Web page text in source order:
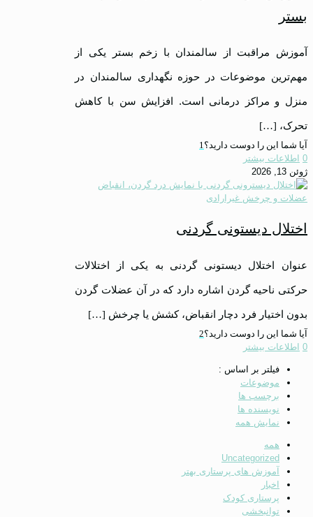
بستر
آموزش مراقبت از سالمندان با زخم بستر یکی از
مهم‌ترین موضوعات در حوزه نگهداری سالمندان در
منزل و مراکز درمانی است. افزایش سن با کاهش
تحرک، […]
آیا شما این را دوست دارید؟1
0 اطلاعات بیشتر
ژوئن 13, 2026
اختلال دیستونی گردنی
عنوان اختلال دیستونی گردنی به یکی از اختلالات
حرکتی ناحیه گردن اشاره دارد که در آن عضلات گردن
بدون اختیار فرد دچار انقباض، کشش یا چرخش […]
آیا شما این را دوست دارید؟2
0 اطلاعات بیشتر
فیلتر بر اساس :
موضوعات
برچسب ها
نویسنده ها
نمایش همه
همه
Uncategorized
آموزش های پرستاری بهتر
اخبار
پرستاری کودک
توانبخشی